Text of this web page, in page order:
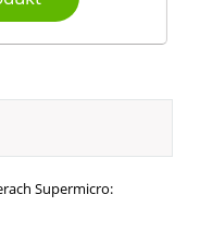
Supermicro: